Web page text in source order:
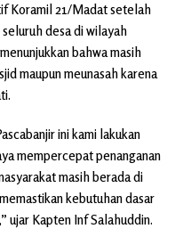
Koramil 21/Madat setelah
desa di wilayah
bahwa masih
maupun meunasah karena
ini kami lakukan
mempercepat penanganan
masih berada di
kebutuhan dasar
ujar Kapten Inf Salahuddin.